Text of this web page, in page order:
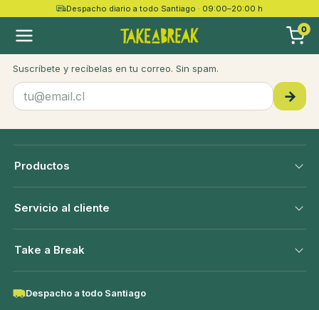
Despacho diario a todo Santiago · 09:00–20:00 h
0
take a
Recetas, novedades y ofertas
Suscríbete y recíbelas en tu correo. Sin spam.
→
Productos
Servicio al cliente
Take a Break
Despacho a todo Santiago